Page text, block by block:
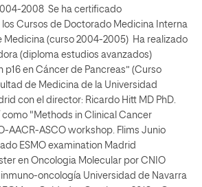
2008 Se ha certificado
Cursos de Doctorado Medicina Interna
Medicina (curso 2004-2005) Ha realizado
(diploma estudios avanzados)
p16 en Cáncer de Pancreas” (Curso
de Medicina de la Universidad
con el director: Ricardo Hitt MD PhD.
como "Methods in Clinical Cancer
AACR-ASCO workshop. Flims Junio
ESMO examination Madrid
en Oncologia Molecular por CNIO
inmuno-oncología Universidad de Navarra